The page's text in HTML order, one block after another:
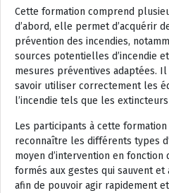
Cette formation comprend
d’abord, elle permet d’acquérir
prévention des incendies,
sources potentielles d’incendie
mesures préventives adaptées.
savoir utiliser correctement les
l’incendie tels que les
Les participants à cette
reconnaître les différents types
moyen d’intervention en
formés aux gestes qui sauvent et
afin de pouvoir agir rapidement